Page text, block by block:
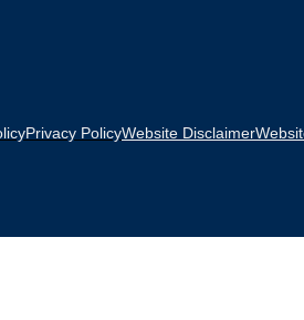
Privacy PolicyWebsite Disclaimer